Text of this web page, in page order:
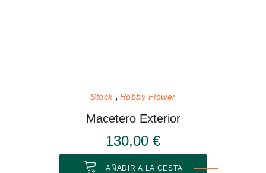
Stock Hobby Flower
Macetero Exterior
130,00 €
AÑADIR A LA CESTA